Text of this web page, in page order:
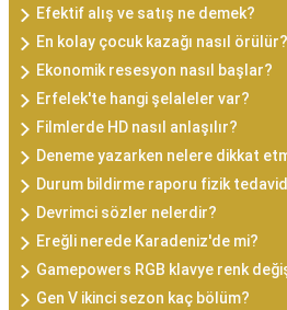
Efektif alış ve satış ne demek?
En kolay çocuk kazağı nasıl örülür?
Ekonomik resesyon nasıl başlar?
Erfelek'te hangi şelaleler var?
Filmlerde HD nasıl anlaşılır?
Deneme yazarken nelere dikkat
Durum bildirme raporu fizik
Devrimci sözler nelerdir?
Ereğli nerede Karadeniz'de mi?
Gamepowers RGB klavye renk
Gen V ikinci sezon kaç bölüm?